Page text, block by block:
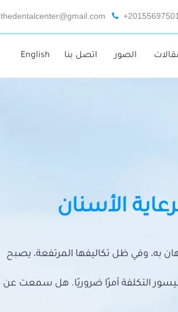
thedentalcenter@gmail.com
الصور اتصل بنا English
الأسنان
به، وفي ظل تكاليفها المرتفعة، يصبح
التكلفة أمرًا ضروريًا. هل سمعت عن